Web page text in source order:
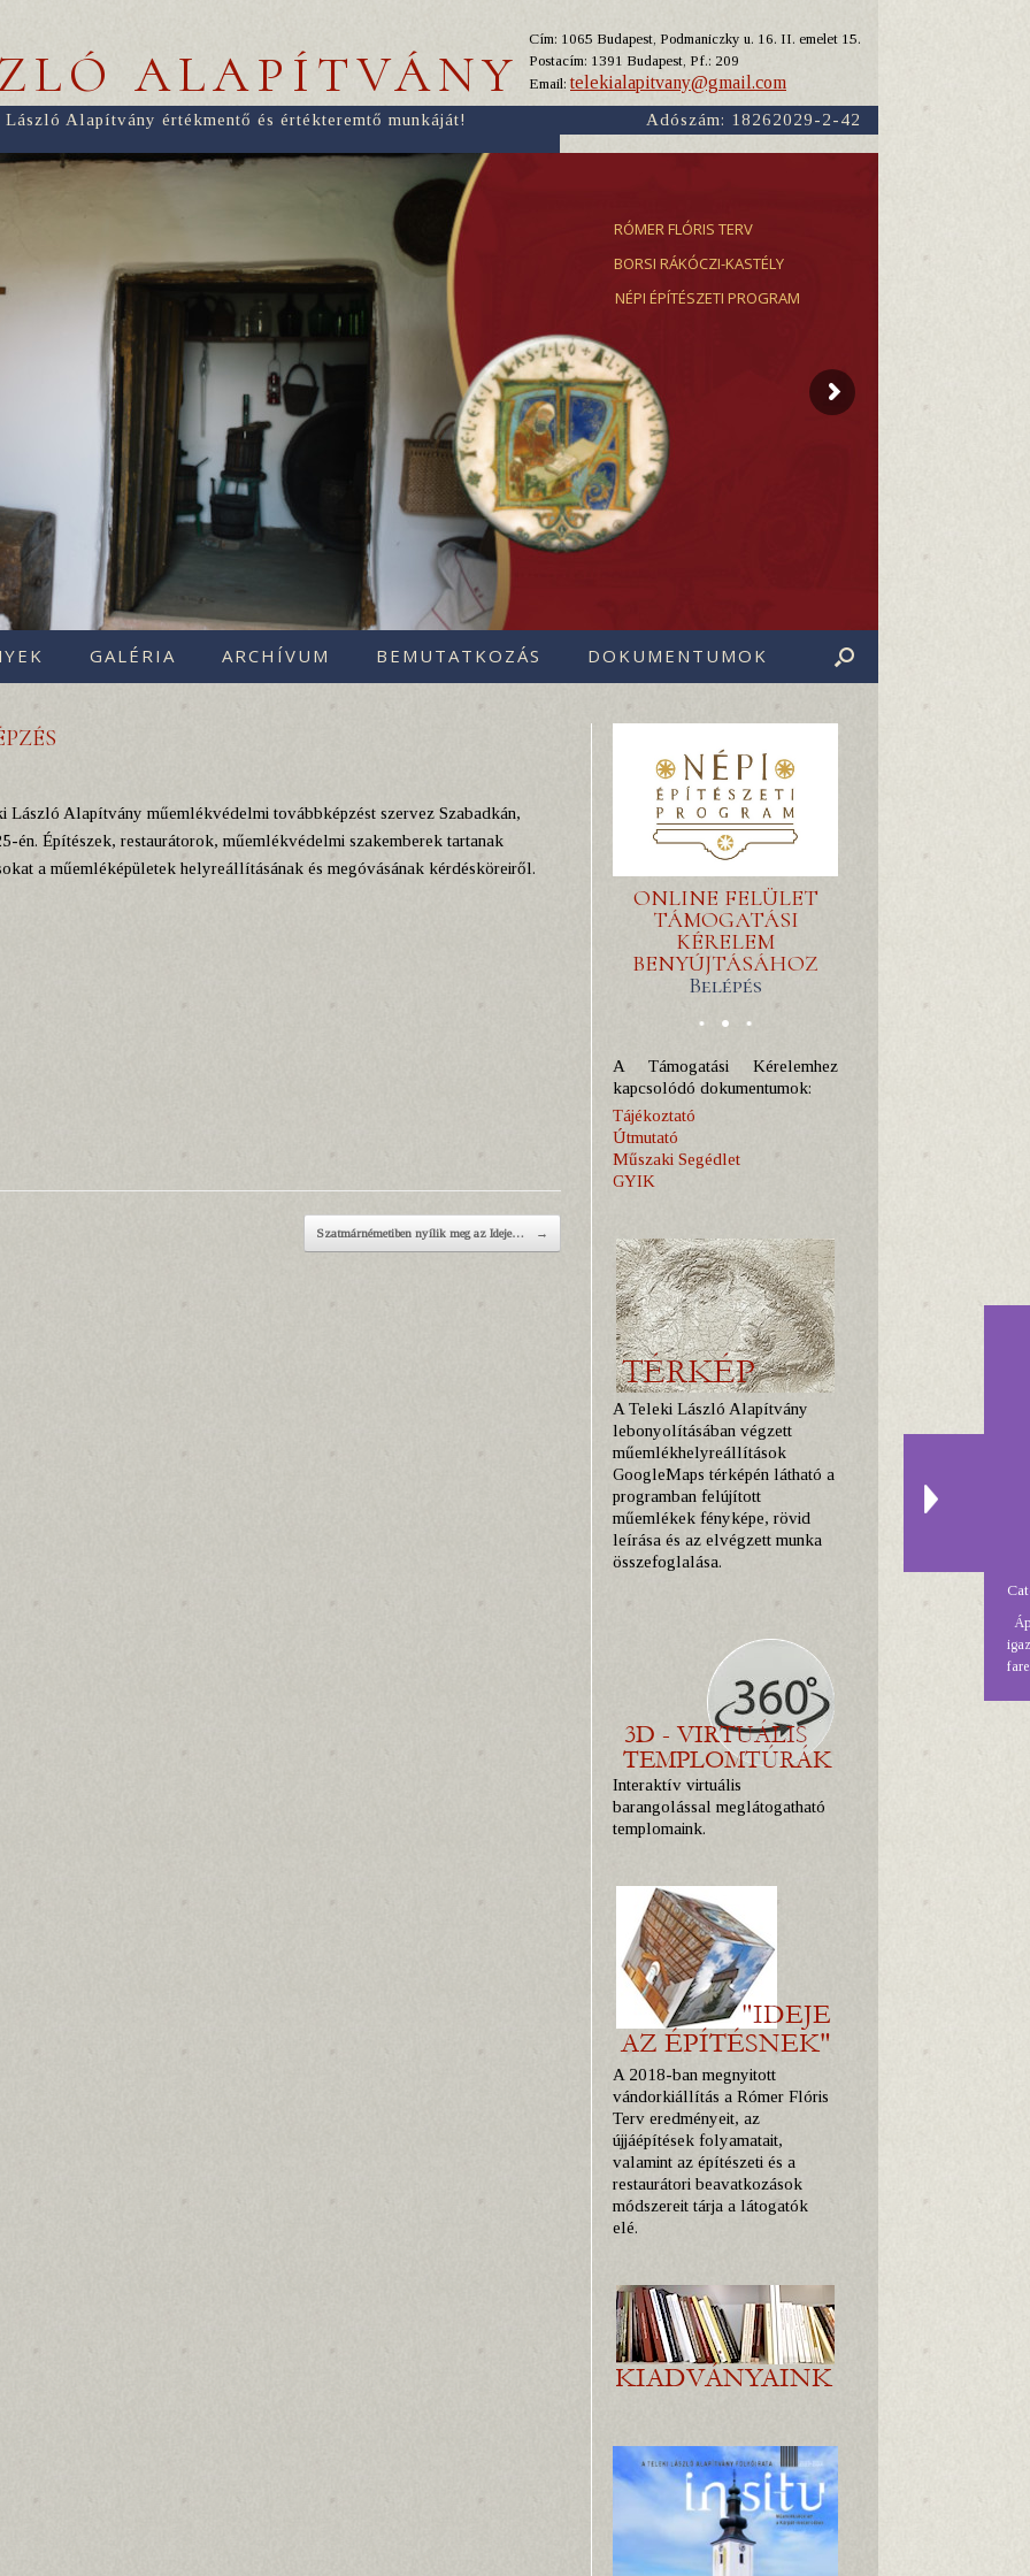
ALAPÍTVÁNY
Cím: 1065 Budapest, Podmaniczky u. 16. II. emelet 15.
Postacím: 1391 Budapest, Pf.: 209
Email:telekialapitvany@gmail.com
Alapítvány értékmentő és értékteremtő munkáját! Adószám: 18262029-2-42
RÓMER FLÓRIS TERV
BORSI RÁKÓCZI-KASTÉLY
NÉPI ÉPÍTÉSZETI PROGRAM
GALÉRIA ARCHÍVUM BEMUTATKOZÁS DOKUMENTUMOK
László Alapítvány műemlékvédelmi továbbképzést szervez Szabadkán,
én. Építészek, restaurátorok, műemlékvédelmi szakemberek tartanak
a műemléképületek helyreállításának és megóvásának kérdésköreiről.
Szatmárnémetiben nyílik meg az Ideje… →
ONLINE FELÜLET
TÁMOGATÁSI
KÉRELEM
BENYÚJTÁSÁHOZ
Belépés
A Támogatási Kérelemhez
kapcsolódó dokumentumok:
Tájékoztató
Útmutató
Műszaki Segédlet
GYIK
A Teleki László Alapítvány
lebonyolításában végzett
műemlékhelyreállítások
GoogleMaps térképén látható a
programban felújított
műemlékek fényképe, rövid
leírása és az elvégzett munka
összefoglalása.
Interaktív virtuális
barangolással meglátogatható
templomaink.
A 2018-ban megnyitott
vándorkiállítás a Rómer Flóris
Terv eredményeit, az
újjáépítések folyamatait,
valamint az építészeti és a
restaurátori beavatkozások
módszereit tárja a látogatók
elé.